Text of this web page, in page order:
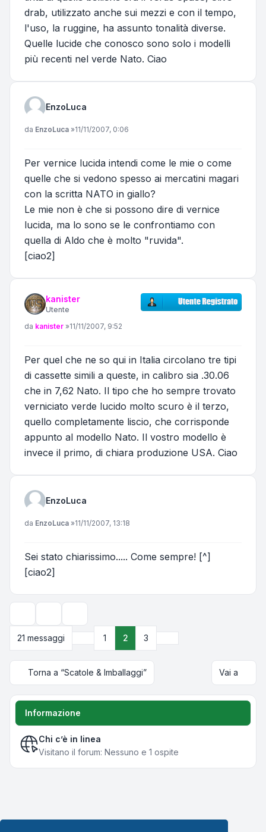
drab, utilizzato anche sui mezzi e con il tempo,
l'uso, la ruggine, ha assunto tonalità diverse.
Quelle lucide che conosco sono solo i modelli
più recenti nel verde Nato. Ciao
EnzoLuca
Messaggio
da EnzoLuca »11/11/2007, 0:06
Per vernice lucida intendi come le mie o come
quelle che si vedono spesso ai mercatini magari
con la scritta NATO in giallo?
Le mie non è che si possono dire di vernice
lucida, ma lo sono se le confrontiamo con
quella di Aldo che è molto "ruvida".
[ciao2]
kanister
Utente
Messaggio
da kanister »11/11/2007, 9:52
Per quel che ne so qui in Italia circolano tre tipi
di cassette simili a queste, in calibro sia .30.06
che in 7,62 Nato. Il tipo che ho sempre trovato
verniciato verde lucido molto scuro è il terzo,
quello completamente liscio, che corrisponde
appunto al modello Nato. Il vostro modello è
invece il primo, di chiara produzione USA. Ciao
EnzoLuca
Messaggio
da EnzoLuca »11/11/2007, 13:18
Sei stato chiarissimo..... Come sempre! [^]
[ciao2]
21 messaggi
Precedente
1 2 3
Torna a “Scatole & Imballaggi” Vai a
Informazione
Chi c’è in linea
Visitano il forum: Nessuno e 1 ospite